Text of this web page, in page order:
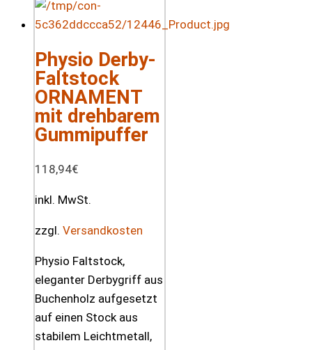
Physio Derby-
Faltstock
ORNAMENT
mit drehbarem
Gummipuffer
118,94€
inkl. MwSt.
zzgl. Versandkosten
Physio Faltstock,
eleganter Derbygriff aus
Buchenholz aufgesetzt
auf einen Stock aus
stabilem Leichtmetall,